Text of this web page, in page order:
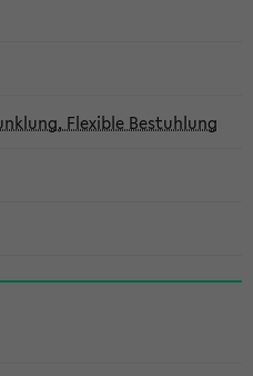
Flexible Bestuhlung